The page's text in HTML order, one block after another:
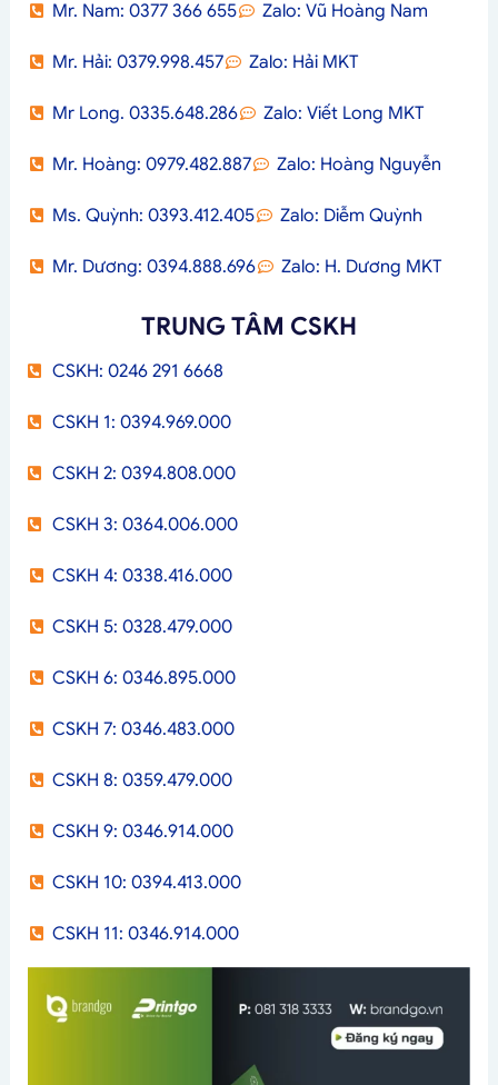
Mr. Nam: 0377 366 655 Zalo: Vũ Hoàng Nam
Mr. Hải: 0379.998.457 Zalo: Hải MKT
Mr Long. 0335.648.286 Zalo: Viết Long MKT
Mr. Hoàng: 0979.482.887 Zalo: Hoàng Nguyễn
Ms. Quỳnh: 0393.412.405 Zalo: Diễm Quỳnh
Mr. Dương: 0394.888.696 Zalo: H. Dương MKT
TRUNG TÂM CSKH
CSKH: 0246 291 6668
CSKH 1: 0394.969.000
CSKH 2: 0394.808.000
CSKH 3: 0364.006.000
CSKH 4: 0338.416.000
CSKH 5: 0328.479.000
CSKH 6: 0346.895.000
CSKH 7: 0346.483.000
CSKH 8: 0359.479.000
CSKH 9: 0346.914.000
CSKH 10: 0394.413.000
CSKH 11: 0346.914.000